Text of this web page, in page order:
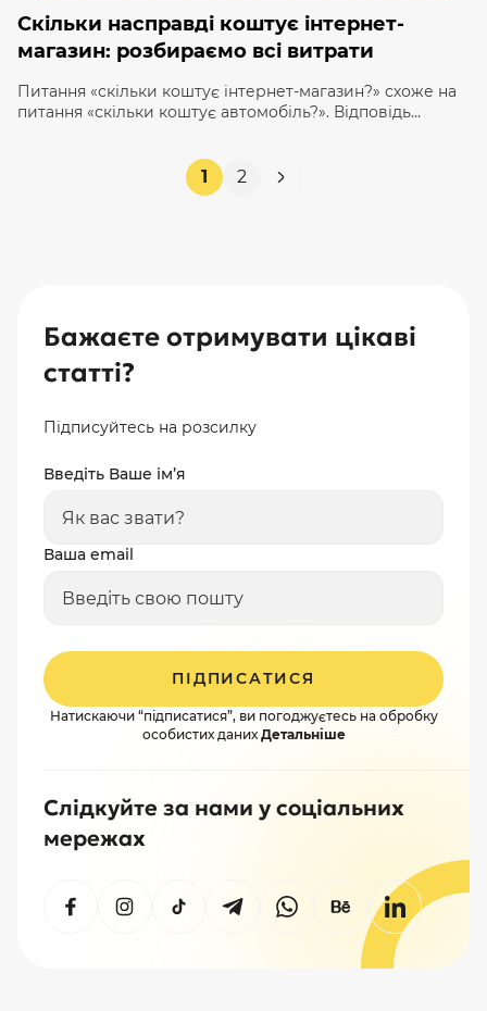
Скільки насправді коштує інтернет-
магазин: розбираємо всі витрати
Питання «скільки коштує інтернет-магазин?» схоже на
питання «скільки коштує автомобіль?». Відповідь
преміальний бізнес-кар, і обидва будуть їздити. Так
само і з сайтами: кінцева ціна інтернет-магазину
1 2
Бажаєте отримувати цікаві
статті?
Підписуйтесь на розсилку
Введіть Ваше ім’я
Ваша email
Натискаючи “підписатися”, ви погоджуєтесь на обробку
особистих данихДетальніше
ПІДПИСАТИСЯ
Слідкуйте за нами у соціальних
мережах